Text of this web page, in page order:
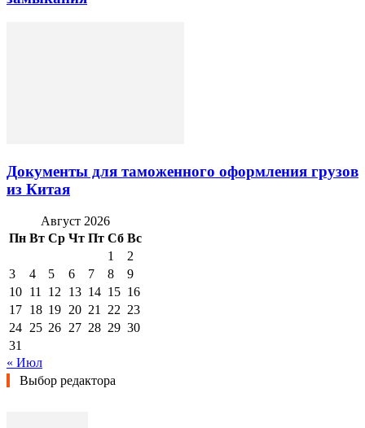
Документы для таможенного оформления грузов
из Китая
Август 2026
Пн Вт Ср Чт Пт Сб Вс
1
2
3
4 5 6 7 8
9
10 11 12 13 14 15 16
17 18 19 20 21 22 23
24 25 26 27 28 29 30
31
« Июл
Выбор редактора